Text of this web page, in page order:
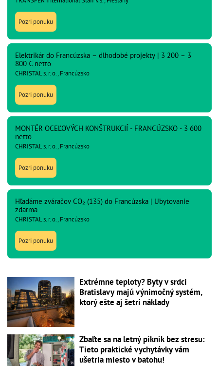
Pozri ponuku
Elektrikár do Francúzska – dlhodobé projekty | 3 200 – 3
800 € netto
CHRISTAL s. r. o., Francúzsko
Pozri ponuku
MONTÉR OCEĽOVÝCH KONŠTRUKCIÍ - FRANCÚZSKO - 3 600
netto
CHRISTAL s. r. o., Francúzsko
Pozri ponuku
Hľadáme zváračov CO₂ (135) do Francúzska | Ubytovanie
zdarma
CHRISTAL s. r. o., Francúzsko
Pozri ponuku
Extrémne teploty? Byty v srdci
Bratislavy majú výnimočný systém,
ktorý ešte aj šetrí náklady
Zbaľte sa na letný piknik bez stresu:
Tieto praktické vychytávky vám
ušetria miesto v batohu!